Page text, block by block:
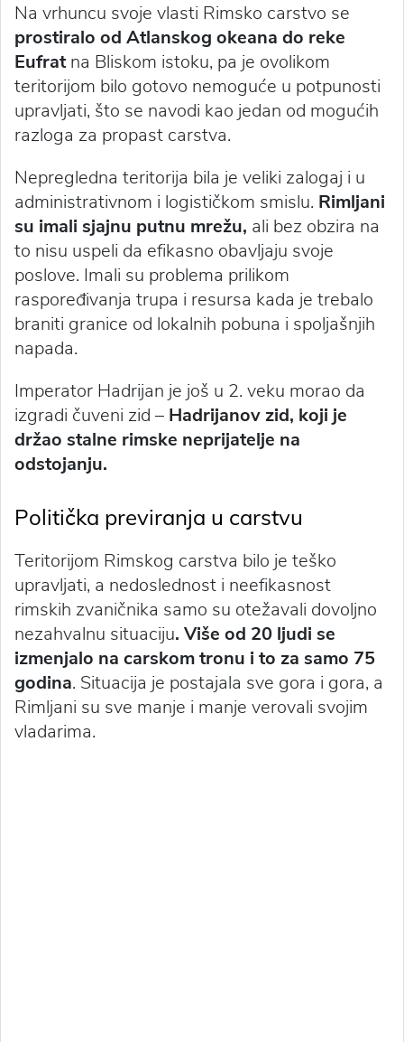
Na vrhuncu svoje vlasti Rimsko carstvo se
prostiralo od Atlanskog okeana do reke
Eufratna Bliskom istoku, pa je ovolikom
teritorijom bilo gotovo nemoguće u potpunosti
upravljati, što se navodi kao jedan od mogućih
razloga za propast carstva.
Nepregledna teritorija bila je veliki zalogaj i u
administrativnom i logističkom smislu. Rimljani
su imali sjajnu putnu mrežu, ali bez obzira na
to nisu uspeli da efikasno obavljaju svoje
poslove. Imali su problema prilikom
raspoređivanja trupa i resursa kada je trebalo
braniti granice od lokalnih pobuna i spoljašnjih
napada.
Imperator Hadrijan je još u 2. veku morao da
izgradi čuveni zid – Hadrijanov zid, koji je
držao stalne rimske neprijatelje na
odstojanju.
Politička previranja u carstvu
Teritorijom Rimskog carstva bilo je teško
upravljati, a nedoslednost i neefikasnost
rimskih zvaničnika samo su otežavali dovoljno
nezahvalnu situaciju. Više od 20 ljudi se
izmenjalo na carskom tronu i to za samo 75
godina. Situacija je postajala sve gora i gora, a
Rimljani su sve manje i manje verovali svojim
vladarima.